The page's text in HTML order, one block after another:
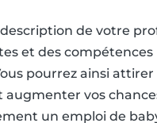
de votre
et des compétences
pourrez ainsi
augmenter vos
un emploi de